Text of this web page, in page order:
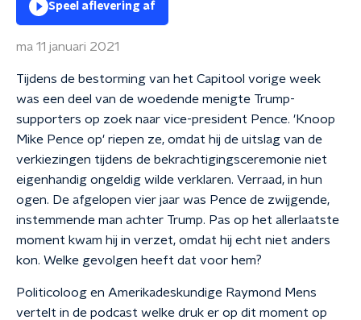
Speel aflevering af
ma 11 januari 2021
Tijdens de bestorming van het Capitool vorige week
was een deel van de woedende menigte Trump-
supporters op zoek naar vice-president Pence. 'Knoop
Mike Pence op' riepen ze, omdat hij de uitslag van de
verkiezingen tijdens de bekrachtigingsceremonie niet
eigenhandig ongeldig wilde verklaren. Verraad, in hun
ogen. De afgelopen vier jaar was Pence de zwijgende,
instemmende man achter Trump. Pas op het allerlaatste
moment kwam hij in verzet, omdat hij echt niet anders
kon. Welke gevolgen heeft dat voor hem?
Politicoloog en Amerikadeskundige Raymond Mens
vertelt in de podcast welke druk er op dit moment op